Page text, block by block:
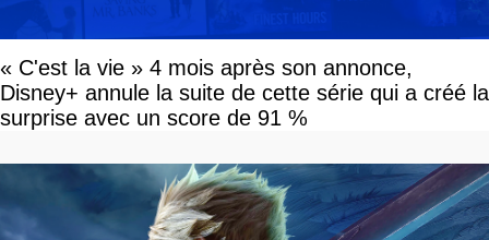
« C'est la vie » 4 mois après son annonce,
Disney+ annule la suite de cette série qui a créé la
surprise avec un score de 91 %